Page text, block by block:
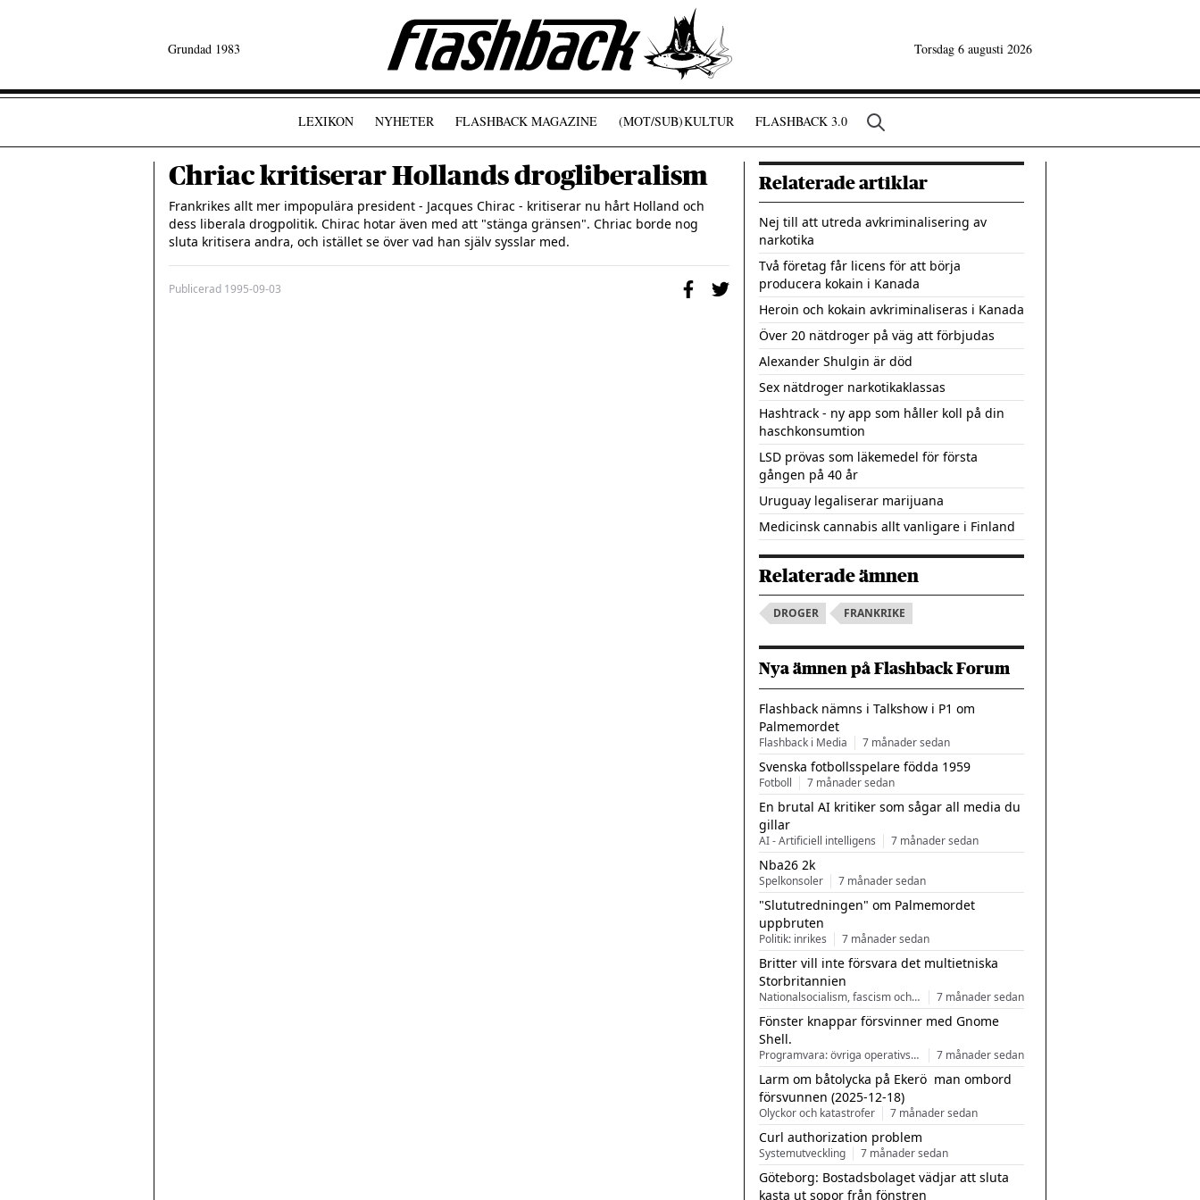
Grundad 1983 Torsdag 6 augusti 2026
LEXIKON NYHETER FLASHBACK MAGAZINE (MOT/SUB)KULTUR FLASHBACK 3.0
Chriac kritiserar Hollands drogliberalism
Frankrikes allt mer impopulära president - Jacques Chirac - kritiserar nu hårt Holland och
dess liberala drogpolitik. Chirac hotar även med att "stänga gränsen". Chriac borde nog
sluta kritisera andra, och istället se över vad han själv sysslar med.
Publicerad 1995-09-03
Relaterade artiklar
Nej till att utreda avkriminalisering av
narkotika
Två företag får licens för att börja
producera kokain i Kanada
Heroin och kokain avkriminaliseras i Kanada
Över 20 nätdroger på väg att förbjudas
Alexander Shulgin är död
Sex nätdroger narkotikaklassas
Hashtrack - ny app som håller koll på din
haschkonsumtion
LSD prövas som läkemedel för första
gången på 40 år
Uruguay legaliserar marijuana
Medicinsk cannabis allt vanligare i Finland
Relaterade ämnen
DROGER FRANKRIKE
Nya ämnen på Flashback Forum
Flashback nämns i Talkshow i P1 om
Palmemordet
Flashback i Media 7 månader sedan
Svenska fotbollsspelare födda 1959
Fotboll 7 månader sedan
En brutal AI kritiker som sågar all media du
gillar
AI - Artificiell intelligens 7 månader sedan
Nba26 2k
Spelkonsoler 7 månader sedan
"Slututredningen" om Palmemordet
uppbruten
Politik: inrikes 7 månader sedan
Britter vill inte försvara det multietniska
Storbritannien
Nationalsocialism, fascism och nationalism 7 månader sedan
Fönster knappar försvinner med Gnome
Shell.
Programvara: övriga operativsystem 7 månader sedan
Larm om båtolycka på Ekerö  man ombord
försvunnen (2025-12-18)
Olyckor och katastrofer 7 månader sedan
Curl authorization problem
Systemutveckling 7 månader sedan
Göteborg: Bostadsbolaget vädjar att sluta
kasta ut sopor från fönstren